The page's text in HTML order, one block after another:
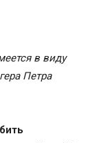
в виду
Петра